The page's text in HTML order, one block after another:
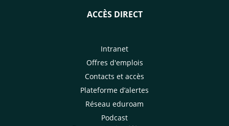
ACCÈS DIRECT
Intranet
Offres d'emplois
Contacts et accès
Plateforme d’alertes
Réseau eduroam
Podcast